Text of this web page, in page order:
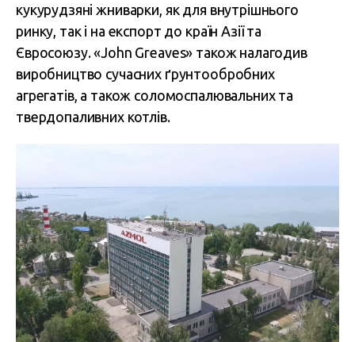
кукурудзяні жниварки, як для внутрішнього
ринку, так і на експорт до країн Азії та
Євросоюзу. «John Greaves» також налагодив
виробництво сучасних ґрунтообробних
агрегатів, а також соломоспалювальних та
твердопаливних котлів.